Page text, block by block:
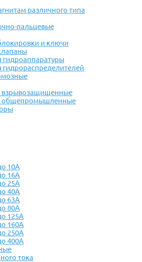
различного типа
пальцевые
и ключи
гидроаппаратуры
взрывозащищенные
общепромышленные
10А
16А
25А
40А
63А
80А
125А
160А
250А
400А
тока